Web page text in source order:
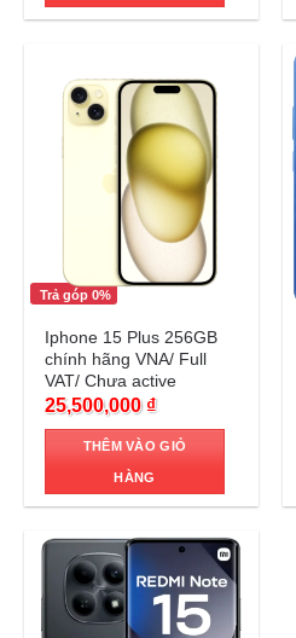
Trả góp 0%
Iphone 15 Plus 256GB
chính hãng VNA/ Full
VAT/ Chưa active
25,500,000 ₫
THÊM VÀO GIỎ
HÀNG